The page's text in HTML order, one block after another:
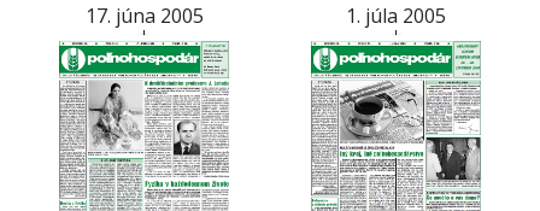
17. júna 2005 1. júla 2005